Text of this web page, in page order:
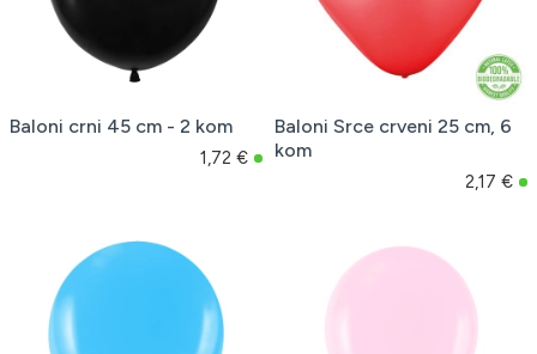
Baloni crni 45 cm - 2 kom
1,72 €
Baloni Srce crveni 25 cm, 6
kom
2,17 €